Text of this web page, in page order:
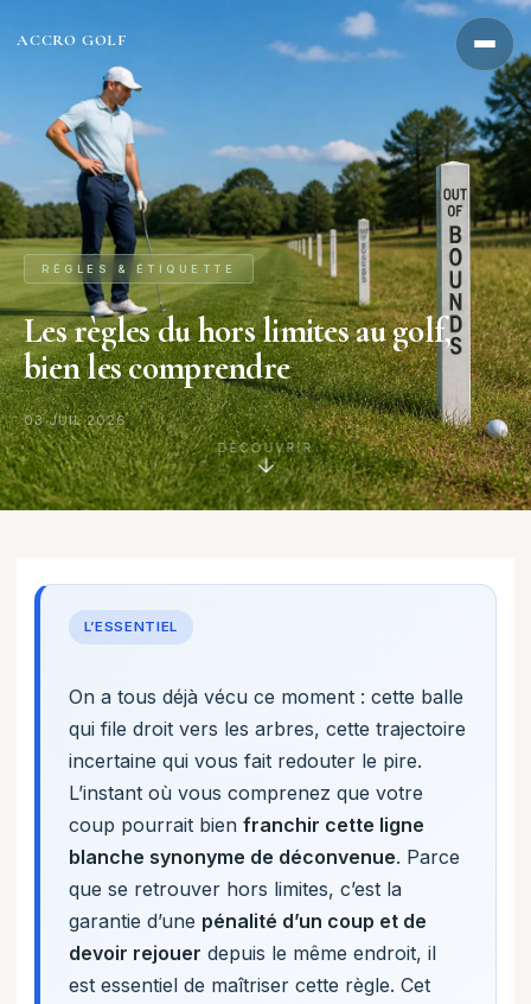
auACCRO GOLF
RÈGLES & ÉTIQUETTE
Les règles du hors limites au golf,
bien les comprendre
03 JUIL 2026
DÉCOUVRIR
L’ESSENTIEL
On a tous déjà vécu ce moment : cette balle
qui file droit vers les arbres, cette trajectoire
incertaine qui vous fait redouter le pire.
L’instant où vous comprenez que votre
coup pourrait bien franchir cette ligne
blanche synonyme de déconvenue. Parce
que se retrouver hors limites, c’est la
garantie d’une pénalité d’un coup et de
devoir rejouer depuis le même endroit, il
est essentiel de maîtriser cette règle. Cet